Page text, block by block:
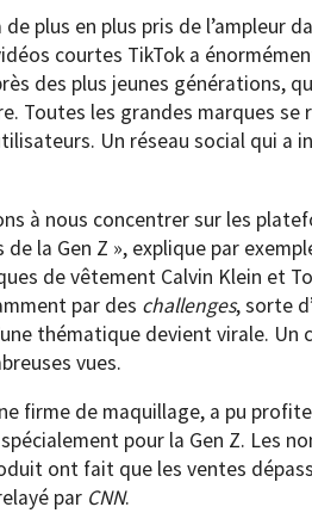
plus en plus pris de l’ampleur
courtes TikTok a
des plus jeunes générations,
Toutes les grandes marques
Un réseau social qui
à nous concentrer sur les
la Gen Z », explique par
de vêtement Calvin Klein et
par des challenges, sorte
thématique devient virale. Un
vues.
firme de maquillage, a pu
spécialement pour la Gen Z. Les
ont fait que les ventes
par CNN.